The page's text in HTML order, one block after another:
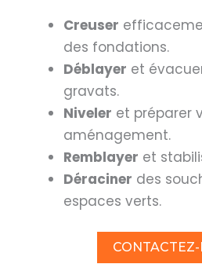
Creuser
des fondations.
Déblayer et
gravats.
Niveler et préparer
aménagement.
Remblayer et
Déraciner des
espaces verts.